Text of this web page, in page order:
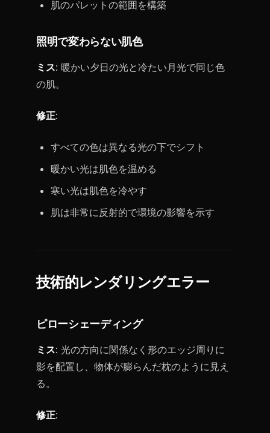
肌のパレットの範囲を構築
照明で変わらない肌色
ミス: 暖かい夕日の光と冷たい月光で同じ色
の肌。
修正:
すべての色は異なる光の下でシフト
暖かい光は肌色を温める
寒い光は肌色を冷やす
肌は非常に反射的で環境の影響を示す
技術的レンダリングエラー
ピローシェーディング
ミス: 光の方向に関係なく形のエッジ周りに
影を配置し、物体が膨らんだ枕のように見え
る。
修正: